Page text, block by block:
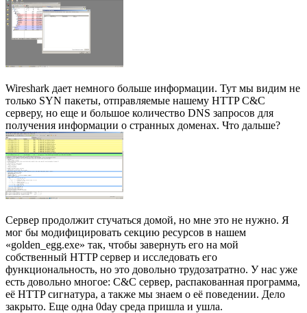
Wireshark дает немного больше информации. Тут мы видим не
только SYN пакеты, отправляемые нашему HTTP C&C
серверу, но еще и большое количество DNS запросов для
получения информации о странных доменах. Что дальше?
Сервер продолжит стучаться домой, но мне это не нужно. Я
мог бы модифицировать секцию ресурсов в нашем
«golden_egg.exe» так, чтобы завернуть его на мой
собственный HTTP сервер и исследовать его
функциональность, но это довольно трудозатратно. У нас уже
есть довольно многое: C&C сервер, распакованная программа,
её HTTP сигнатура, а также мы знаем о её поведении. Дело
закрыто. Еще одна 0day среда пришла и ушла.